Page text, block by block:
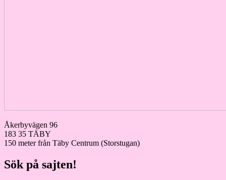
Åkerbyvägen 96
183 35 TÄBY
150 meter från Täby Centrum (Storstugan)
Sök på sajten!